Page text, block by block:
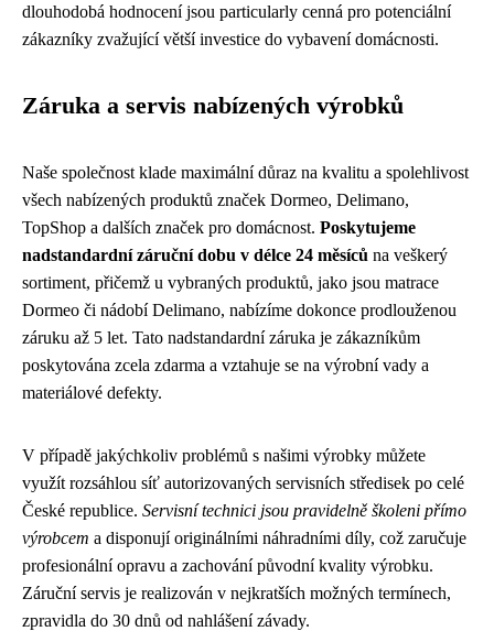
dlouhodobá hodnocení jsou particularly cenná pro potenciální
zákazníky zvažující větší investice do vybavení domácnosti.
Záruka a servis nabízených výrobků
Naše společnost klade maximální důraz na kvalitu a spolehlivost
všech nabízených produktů značek Dormeo, Delimano,
TopShop a dalších značek pro domácnost. Poskytujeme
nadstandardní záruční dobu v délce 24 měsíců na veškerý
sortiment, přičemž u vybraných produktů, jako jsou matrace
Dormeo či nádobí Delimano, nabízíme dokonce prodlouženou
záruku až 5 let. Tato nadstandardní záruka je zákazníkům
poskytována zcela zdarma a vztahuje se na výrobní vady a
materiálové defekty.
V případě jakýchkoliv problémů s našimi výrobky můžete
využít rozsáhlou síť autorizovaných servisních středisek po celé
České republice. Servisní technici jsou pravidelně školeni přímo
výrobcem a disponují originálními náhradními díly, což zaručuje
profesionální opravu a zachování původní kvality výrobku.
Záruční servis je realizován v nejkratších možných termínech,
zpravidla do 30 dnů od nahlášení závady.